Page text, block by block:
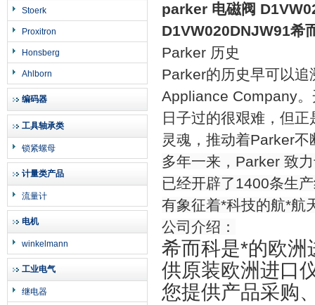
Stoerk
Proxitron
Honsberg
Ahlborn
编码器
工具轴承类
锁紧螺母
计量类产品
流量计
电机
winkelmann
工业电气
继电器
parker 电磁阀
D1VW020DNJW91希
Parker 历史
Parker的历史早可以追
Appliance Company
日子过的很艰难，但
灵魂，推动着Parker不
多年一来， Parker 致
已经开辟了1400条生
有象征着*科技的航*航
公司介绍：
希而科是*的欧洲
供原装欧洲进口
您提供产品采购